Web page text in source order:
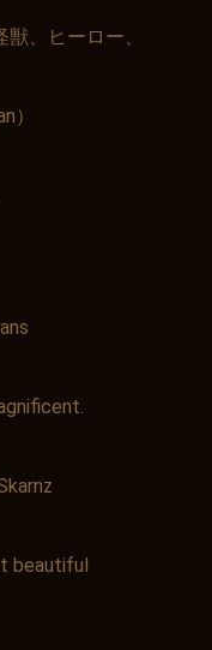
、ヒーロー、
）
beautiful